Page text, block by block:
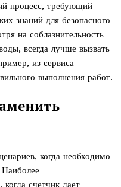
процесс, требующий
знаний для безопасного
на соблазнительность
всегда лучше вызвать
из сервиса
выполнения работ.
когда необходимо